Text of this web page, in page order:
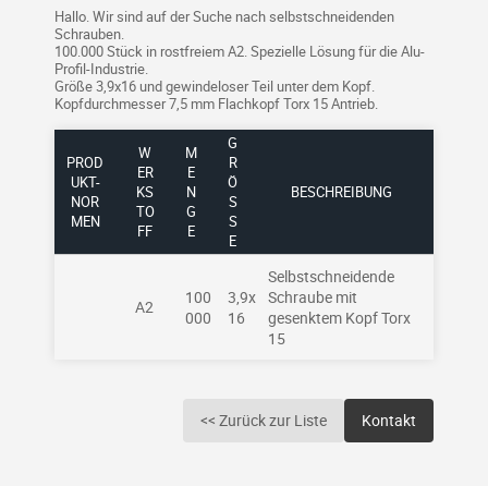
Hallo. Wir sind auf der Suche nach selbstschneidenden
Schrauben.
100.000 Stück in rostfreiem A2. Spezielle Lösung für die Alu-
Profil-Industrie.
Größe 3,9x16 und gewindeloser Teil unter dem Kopf.
Kopfdurchmesser 7,5 mm Flachkopf Torx 15 Antrieb.
PROD
UKT-
NOR
MEN
W
ER
KS
TO
FF
M
E
N
G
E
G
R
Ö
SS
E
BESCHREIBUNG
A2
100
000
3,9x
16
Selbstschneidende
Schraube mit
gesenktem Kopf Torx
15
<< Zurück zur Liste Kontakt